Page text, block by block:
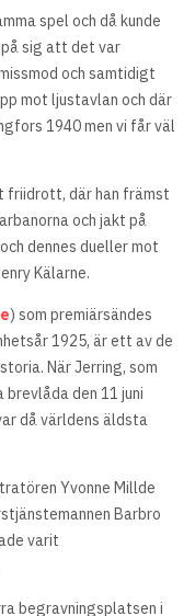
spel och då kunde
på sig att det var
och samtidigt
mot ljustavlan och där
1940 men vi får väl
friidrott, där han främst
och jakt på
dennes dueller mot
Kälarne.
) som premiärsändes
1925, är ett av de
När Jerring, som
brevlåda den 11 juni
då världens äldsta
Yvonne Millde
Barbro
varit
begravningsplatsen i